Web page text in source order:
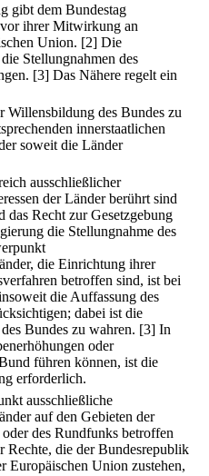
gibt dem Bundestag
ihrer Mitwirkung an
Union. [2] Die
Stellungnahmen des
[3] Das Nähere regelt ein
Willensbildung des Bundes zu
innerstaatlichen
soweit die Länder
ausschließlicher
der Länder berührt sind
Recht zur Gesetzgebung
die Stellungnahme des
die Einrichtung ihrer
betroffen sind, ist bei
die Auffassung des
dabei ist die
Bundes zu wahren. [3] In
oder
führen können, ist die
erforderlich.
ausschließliche
auf den Gebieten der
des Rundfunks betroffen
Rechte, die der Bundesrepublik
Europäischen Union zustehen,